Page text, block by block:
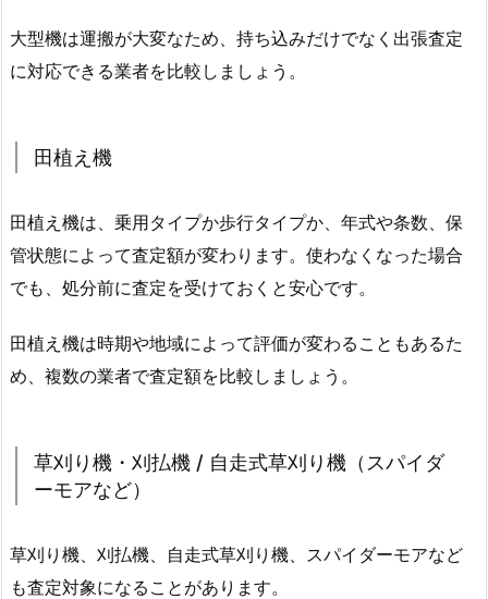
大型機は運搬が大変なため、持ち込みだけでなく出張査定
に対応できる業者を比較しましょう。
田植え機
田植え機は、乗用タイプか歩行タイプか、年式や条数、保
管状態によって査定額が変わります。使わなくなった場合
でも、処分前に査定を受けておくと安心です。
田植え機は時期や地域によって評価が変わることもあるた
め、複数の業者で査定額を比較しましょう。
草刈り機・刈払機 / 自走式草刈り機（スパイダ
ーモアなど）
草刈り機、刈払機、自走式草刈り機、スパイダーモアなど
も査定対象になることがあります。